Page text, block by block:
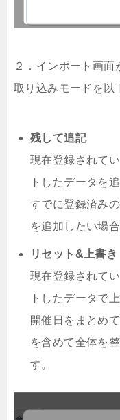
２．インポート画面
取り込みモードを以
残して追記
現在登録されて
トしたデータを
すでに登録済み
を追加したい場
リセット&上書き
現在登録されて
トしたデータで
開催日をまとめ
を含めて全体を
す。